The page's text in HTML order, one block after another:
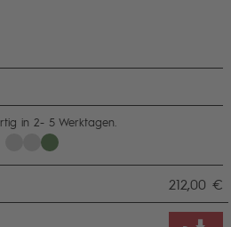
in 2- 5 Werktagen.
212,00 €